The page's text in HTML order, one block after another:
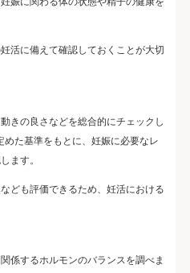
活に備えて確認しておくことが大切
きの良さなどを総合的にチェックし
めた基準をもとに、妊娠に必要なレ
ます。
ども評価できるため、妊活における
係するホルモンのバランスを調べま